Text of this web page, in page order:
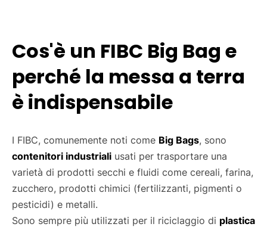
Cos'è un FIBC Big Bag e
perché la messa a terra
è indispensabile
I FIBC, comunemente noti come Big Bags, sono
contenitori industriali usati per trasportare una
varietà di prodotti secchi e fluidi come cereali, farina,
zucchero, prodotti chimici (fertilizzanti, pigmenti o
pesticidi) e metalli.
Sono sempre più utilizzati per il riciclaggio di plastica